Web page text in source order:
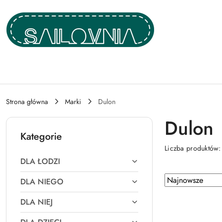
Przejdź do treści głównej
Przejdź do wyszukiwarki
Przejdź do moje konto
Przejdź do menu głównego
Przejdź do stopki
Strona główna Marki Dulon
Kategorie
DLA ŁODZI
DLA NIEGO
DLA NIEJ
Dulon
Liczba
Zastosowano
sortowanie:
Sortuj
według